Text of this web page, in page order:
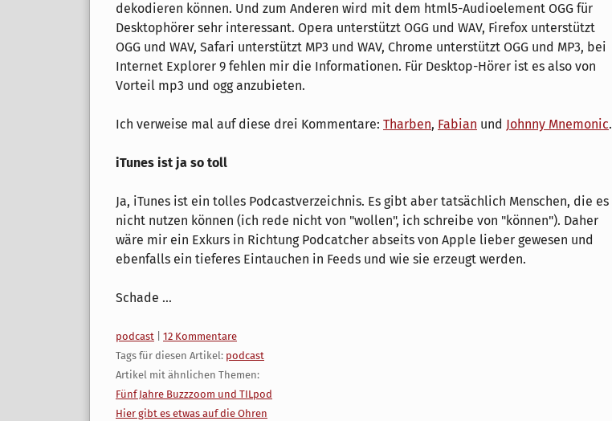
dekodieren können. Und zum Anderen wird mit dem html5-Audioelement OGG für
Desktophörer sehr interessant. Opera unterstützt OGG und WAV, Firefox unterstützt
OGG und WAV, Safari unterstützt MP3 und WAV, Chrome unterstützt OGG und MP3, bei
Internet Explorer 9 fehlen mir die Informationen. Für Desktop-Hörer ist es also von
Vorteil mp3 und ogg anzubieten.
Ich verweise mal auf diese drei Kommentare: Tharben, Fabian und Johnny Mnemonic.
iTunes ist ja so toll
Ja, iTunes ist ein tolles Podcastverzeichnis. Es gibt aber tatsächlich Menschen, die es
nicht nutzen können (ich rede nicht von "wollen", ich schreibe von "können"). Daher
wäre mir ein Exkurs in Richtung Podcatcher abseits von Apple lieber gewesen und
ebenfalls ein tieferes Eintauchen in Feeds und wie sie erzeugt werden.
Schade ...
Kategorien:
podcast
12 Kommentare
Tags für diesen Artikel: podcast
Artikel mit ähnlichen Themen:
Fünf Jahre Buzzzoom und TILpod
Hier gibt es etwas auf die Ohren